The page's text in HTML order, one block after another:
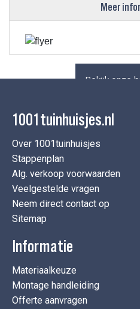
Meer
Bekijk onze
1001tuinhuisjes.nl
Over 1001tuinhuisjes
Stappenplan
Alg. verkoop voorwaarden
Veelgestelde vragen
Neem direct contact op
Sitemap
Informatie
Materiaalkeuze
Montage handleiding
Offerte aanvragen